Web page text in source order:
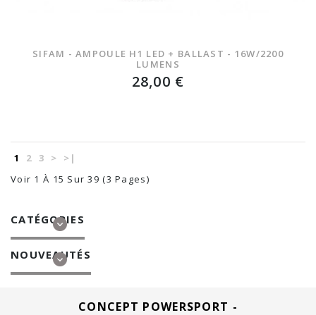
SIFAM - AMPOULE H1 LED + BALLAST - 16W/2200
LUMENS
28,00 €
1 2 3 >
>|
Voir 1 À 15 Sur 39 (3 Pages)
CATÉGORIES
NOUVEAUTÉS
CONCEPT POWERSPORT -